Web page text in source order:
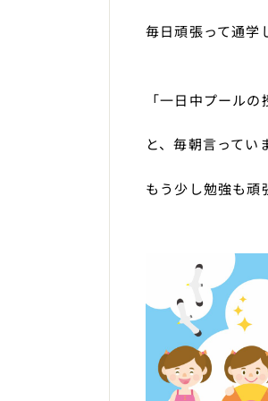
毎日頑張って通学
「一日中プール
と、毎朝言ってい
もう少し勉強も頑